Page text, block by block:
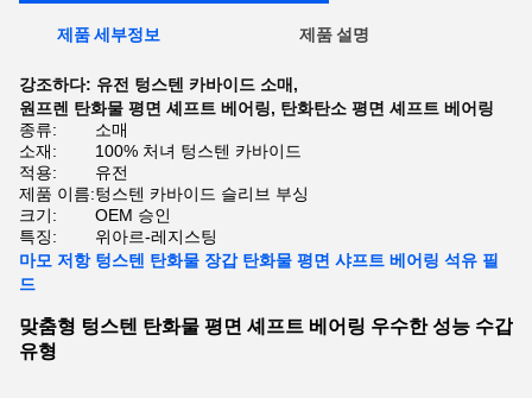
제품 세부정보 제품 설명
강조하다: 유전 텅스텐 카바이드 소매 ,
원프렌 탄화물 평면 셰프트 베어링, 탄화탄소 평면 셰프트 베어링
종류:
소매
소재:
100% 처녀 텅스텐 카바이드
적용:
유전
제품 이름:텅스텐 카바이드 슬리브 부싱
크기:
OEM 승인
특징:
위아르-레지스팅
마모 저항 텅스텐 탄화물 장갑 탄화물 평면 샤프트 베어링 석유 필
드
맞춤형 텅스텐 탄화물 평면 셰프트 베어링 우수한 성능 수갑
유형